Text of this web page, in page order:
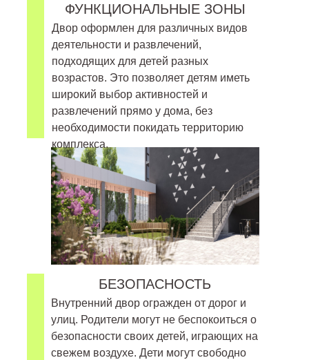
БЕЗОПАСНОСТЬ
Внутренний двор огражден от дорог и
улиц. Родители могут не беспокоиться о
безопасности своих детей, играющих на
свежем воздухе. Дети могут свободно
Двор оформлен для различных видов
деятельности и развлечений,
подходящих для детей разных
возрастов. Это позволяет детям иметь
широкий выбор активностей и
развлечений прямо у дома, без
необходимости покидать территорию
комплекса.
ФУНКЦИОНАЛЬНЫЕ ЗОНЫ